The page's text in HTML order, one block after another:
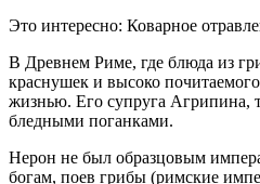
Это интересно: Коварное
В Древнем Риме, где блюда из
краснушек и высоко
жизнью. Его супруга Агрипина,
бледными поганками.
Нерон не был образцовым
богам, поев грибы (римские